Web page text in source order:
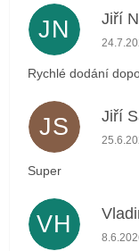
JN Jiří
Rychlé dodání
JS Jiří
Super
VH